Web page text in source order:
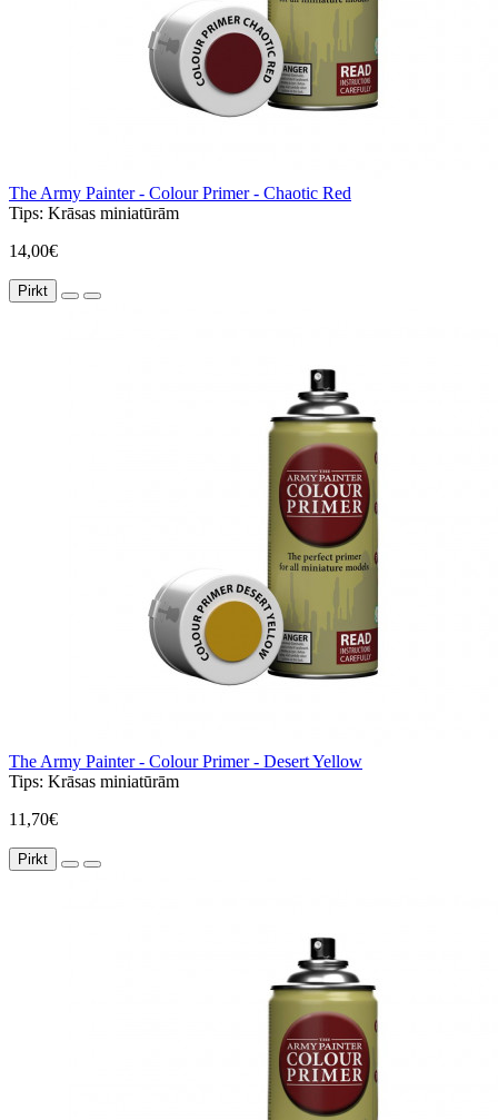
The Army Painter - Colour Primer - Chaotic Red
Tips: Krāsas miniatūrām
14,00€
Pirkt
The Army Painter - Colour Primer - Desert Yellow
Tips: Krāsas miniatūrām
11,70€
Pirkt